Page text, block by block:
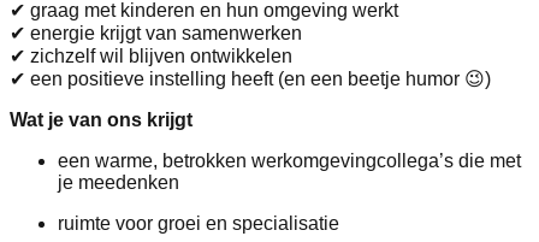
✔ graag met kinderen en hun omgeving werkt
✔ energie krijgt van samenwerken
✔ zichzelf wil blijven ontwikkelen
✔ een positieve instelling heeft (en een beetje humor 😉)
Wat je van ons krijgt
een warme, betrokken werkomgevingcollega’s die met
je meedenken
ruimte voor groei en specialisatie